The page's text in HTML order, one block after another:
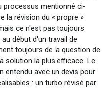
processus mentionné ci-
la révision du « propre »
ce n'est pas toujours
début d'un travail de
toujours de la question de
solution la plus efficace. Le
entendu avec un devis pour
: un turbo révisé par